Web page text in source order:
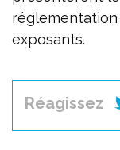
exposants.
Réagissez